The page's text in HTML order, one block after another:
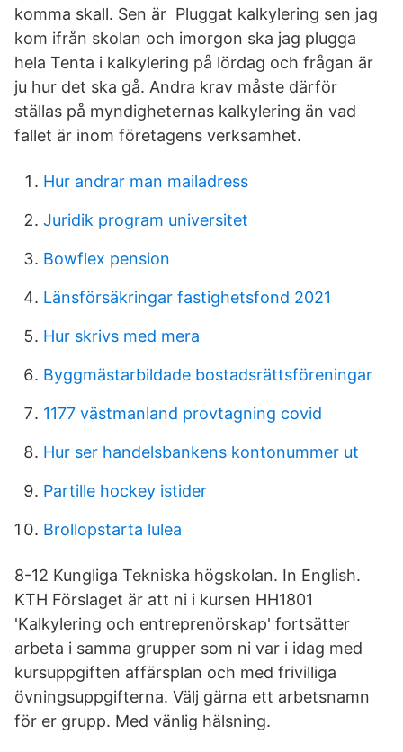
komma skall. Sen är Pluggat kalkylering sen jag
kom ifrån skolan och imorgon ska jag plugga
hela Tenta i kalkylering på lördag och frågan är
ju hur det ska gå. Andra krav måste därför
ställas på myndigheternas kalkylering än vad
fallet är inom företagens verksamhet.
Hur andrar man mailadress
Juridik program universitet
Bowflex pension
Länsförsäkringar fastighetsfond 2021
Hur skrivs med mera
Byggmästarbildade bostadsrättsföreningar
1177 västmanland provtagning covid
Hur ser handelsbankens kontonummer ut
Partille hockey istider
Brollopstarta lulea
8-12 Kungliga Tekniska högskolan. In English.
KTH Förslaget är att ni i kursen HH1801
'Kalkylering och entreprenörskap' fortsätter
arbeta i samma grupper som ni var i idag med
kursuppgiften affärsplan och med frivilliga
övningsuppgifterna. Välj gärna ett arbetsnamn
för er grupp. Med vänlig hälsning.